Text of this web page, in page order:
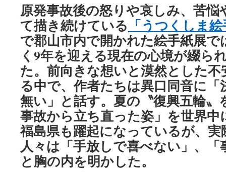
原発事故後の怒りや哀しみ、苦
て描き続けている 「うつくしま
で郡山市内で開かれた絵手紙展
く9年を迎える現在の心境が綴ら
た。前向きな想いと漠然とした
る中で、作者たちは異口同音に
無い」と話す。夏の〝復興五輪〟
事故から立ち直った姿」を世界
福島県も躍起になっているが、
人々は「手放しで喜べない」、
と胸の内を明かした。